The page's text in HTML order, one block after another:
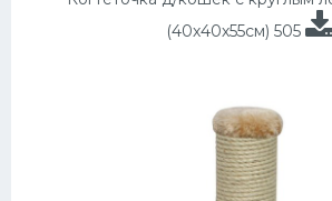
(40х40х55см) 505